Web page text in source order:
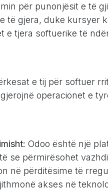
për punonjësit e të
të gjera, duke kursyer
e tjera softuerike të
e tij për softuer
operacionet e
Odoo është një
se përmirësohet
në përditësime të
akses në